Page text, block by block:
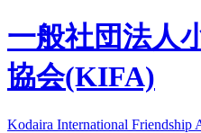
一般社団法人
協会(KIFA)
Kodaira International Friendship